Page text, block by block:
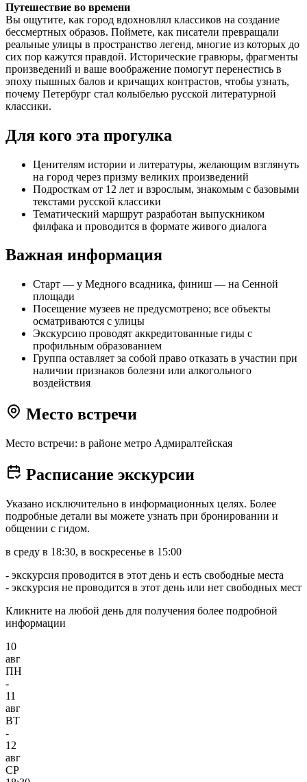
Путешествие во времени
Вы ощутите, как город вдохновлял классиков на создание
бессмертных образов. Поймете, как писатели превращали
реальные улицы в пространство легенд, многие из которых до
сих пор кажутся правдой. Исторические гравюры, фрагменты
произведений и ваше воображение помогут перенестись в
эпоху пышных балов и кричащих контрастов, чтобы узнать,
почему Петербург стал колыбелью русской литературной
классики.
Для кого эта прогулка
Ценителям истории и литературы, желающим взглянуть
на город через призму великих произведений
Подросткам от 12 лет и взрослым, знакомым с базовыми
текстами русской классики
Тематический маршрут разработан выпускником
филфака и проводится в формате живого диалога
Важная информация
Старт — у Медного всадника, финиш — на Сенной
площади
Посещение музеев не предусмотрено; все объекты
осматриваются с улицы
Экскурсию проводят аккредитованные гиды с
профильным образованием
Группа оставляет за собой право отказать в участии при
наличии признаков болезни или алкогольного
воздействия
Место встречи
Место встречи: в районе метро Адмиралтейская
Расписание экскурсии
Указано исключительно в информационных целях. Более
подробные детали вы можете узнать при бронировании и
общении с гидом.
в среду в 18:30, в воскресенье в 15:00
- экскурсия проводится в этот день и есть свободные места
- экскурсия не проводится в этот день или нет свободных мест
Кликните на любой день для получения более подробной
информации
10
авг
ПН
-
11
авг
ВТ
-
12
авг
СР